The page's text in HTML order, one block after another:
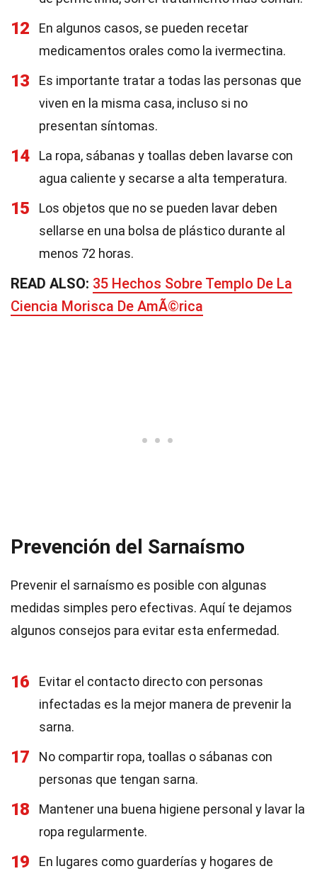
12
En algunos casos, se pueden recetar
medicamentos orales como la ivermectina.
13
Es importante tratar a todas las personas que
viven en la misma casa, incluso si no
presentan síntomas.
14
La ropa, sábanas y toallas deben lavarse con
agua caliente y secarse a alta temperatura.
15
Los objetos que no se pueden lavar deben
sellarse en una bolsa de plástico durante al
menos 72 horas.
READ ALSO: 35 Hechos Sobre Templo De La
Ciencia Morisca De AmÃ©rica
Prevención del Sarnaísmo
Prevenir el sarnaísmo es posible con algunas
medidas simples pero efectivas. Aquí te dejamos
algunos consejos para evitar esta enfermedad.
16
Evitar el contacto directo con personas
infectadas es la mejor manera de prevenir la
sarna.
17
No compartir ropa, toallas o sábanas con
personas que tengan sarna.
18
Mantener una buena higiene personal y lavar la
ropa regularmente.
19
En lugares como guarderías y hogares de